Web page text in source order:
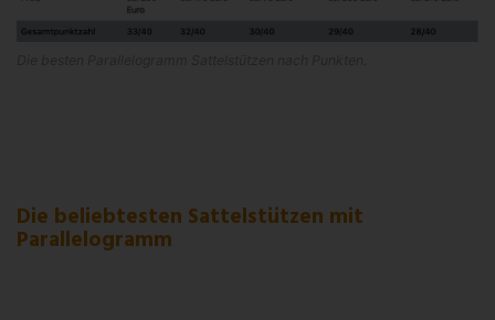
Die beliebtesten Sattelstützen mit
Parallelogramm